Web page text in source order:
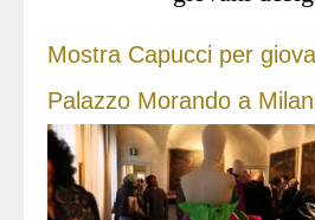
Mostra Capucci per
Palazzo Morando a